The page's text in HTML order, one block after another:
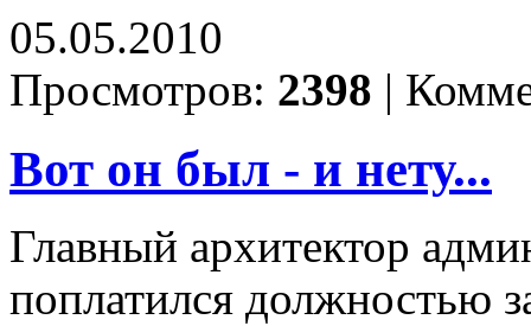
05.05.2010
Просмотров: 2398 |
Вот он был - и нету...
Главный архитектор
поплатился должностью